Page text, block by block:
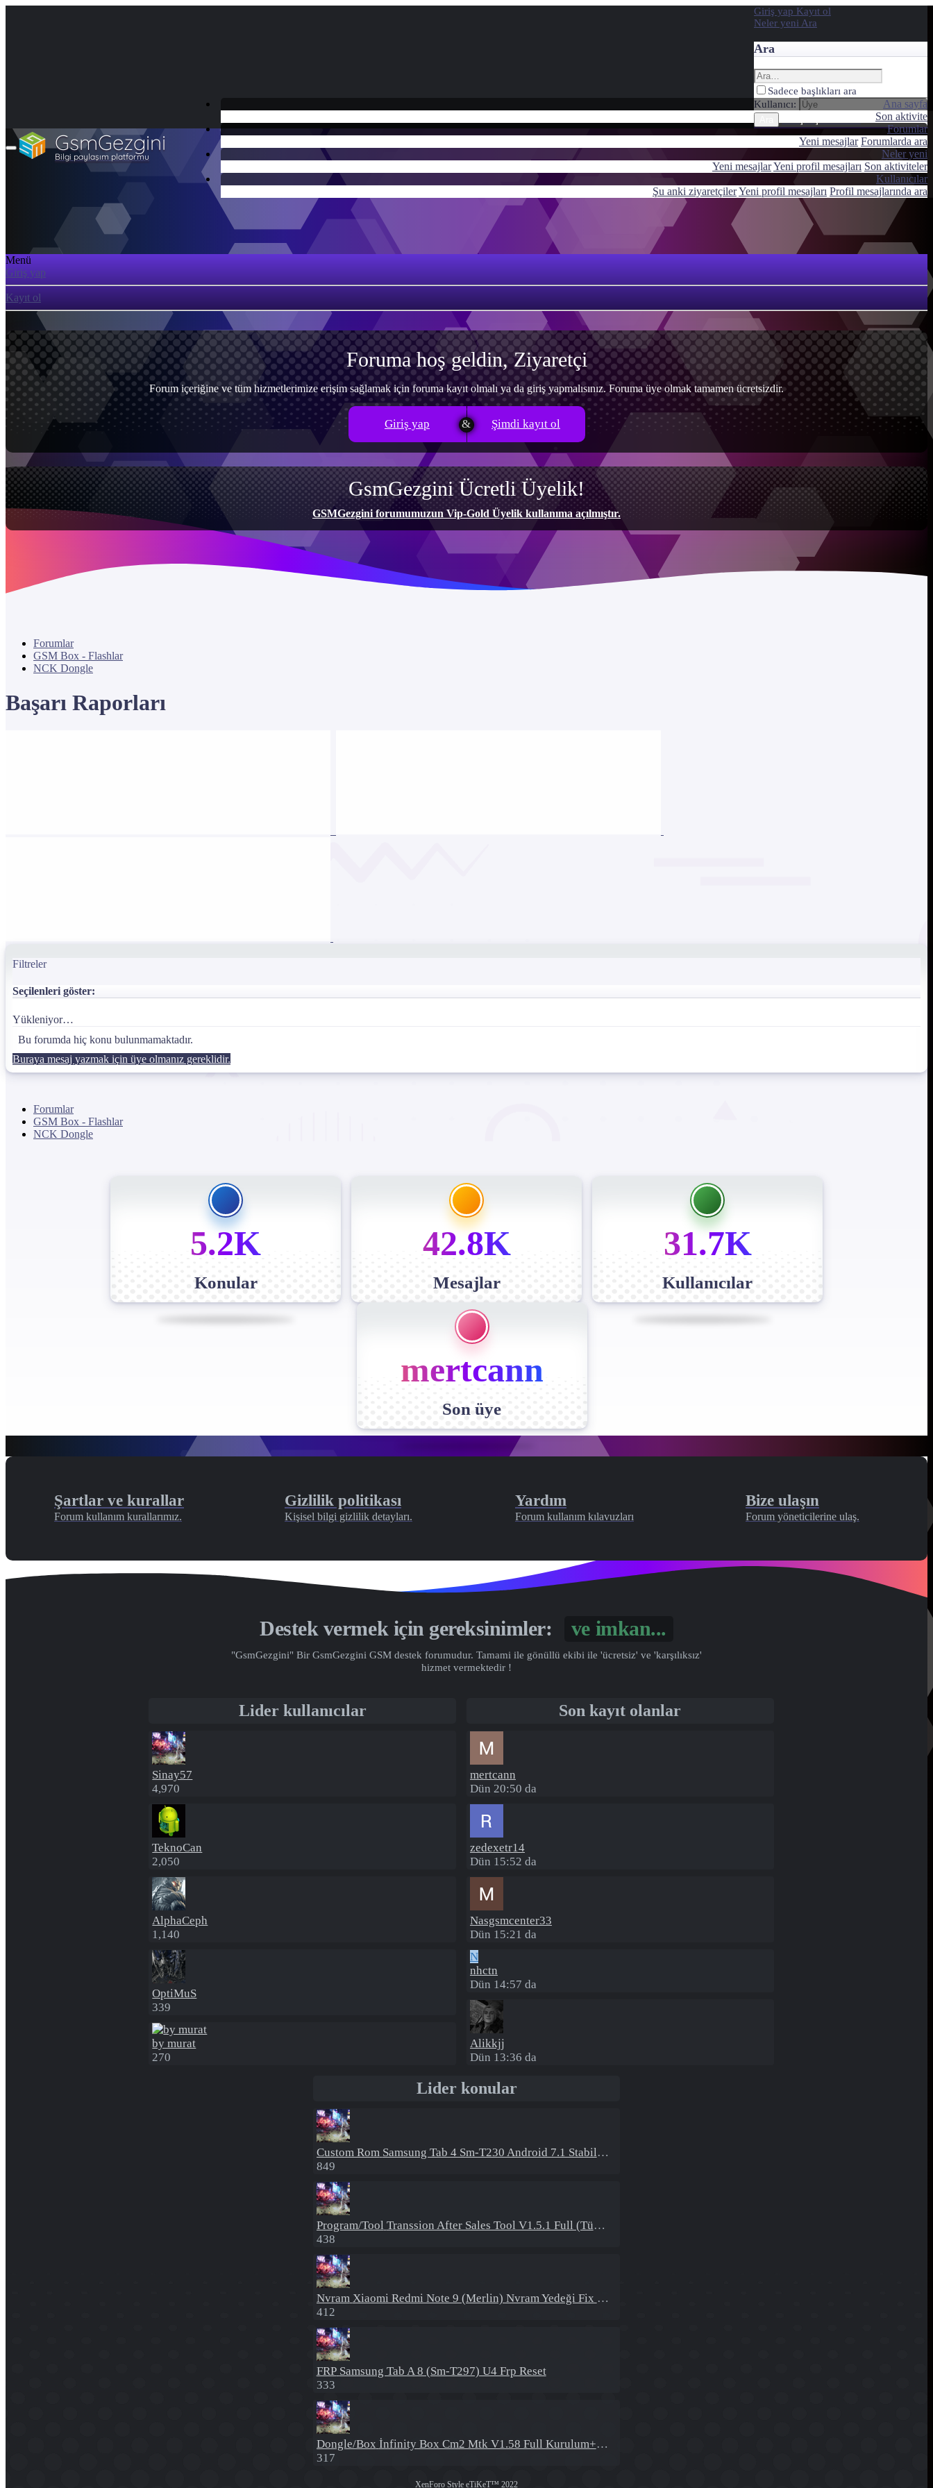
Giriş yap Kayıt ol
Neler yeni Ara
Ara
Sadece başlıkları ara
Kullanıcı:
GsmGezgini
Bilgi paylaşım platformu
Ana sayfa
Son aktivite
Forumlar
Yeni mesajlar Forumlarda ara
Neler yeni
Yeni mesajlarYeni profil mesajları Son aktiviteler
Kullanıcılar
Şu anki ziyaretçilerYeni profil mesajları Profil mesajlarında ara
Menü
Giriş yap
Kayıt ol
Foruma hoş geldin, Ziyaretçi
Forum içeriğine ve tüm hizmetlerimize erişim sağlamak için foruma kayıt olmalı ya da giriş yapmalısınız. Foruma üye olmak tamamen ücretsizdir.
Giriş yap Şimdi kayıt ol
GsmGezgini Ücretli Üyelik!
GSMGezgini forumumuzun Vip-Gold Üyelik kullanıma açılmıştır.
Forumlar
GSM Box - Flashlar
NCK Dongle
Başarı Raporları
Filtreler
Seçilenleri göster:
Yükleniyor…
Bu forumda hiç konu bulunmamaktadır.
Buraya mesaj yazmak için üye olmanız gereklidir.
Forumlar
GSM Box - Flashlar
NCK Dongle
5.2K
Konular
42.8K
Mesajlar
31.7K
Kullanıcılar
mertcann
Son üye
Şartlar ve kurallar
Forum kullanım kurallarımız.
Gizlilik politikası
Kişisel bilgi gizlilik detayları.
Yardım
Forum kullanım kılavuzları
Bize ulaşın
Forum yöneticilerine ulaş.
Destek vermek için gereksinimler: Gönül...
"GsmGezgini" Bir GsmGezgini GSM destek forumudur. Tamami ile gönüllü ekibi ile 'ücretsiz' ve 'karşılıksız'
hizmet vermektedir !
Lider kullanıcılar
Sinay57
4,970
TeknoCan
2,050
AlphaCeph
1,140
OptiMuS
339
by murat
270
Son kayıt olanlar
mertcann
Dün 20:50 da
zedexetr14
Dün 15:52 da
Nasgsmcenter33
Dün 15:21 da
N
nhctn
Dün 14:57 da
Alikkjj
Dün 13:36 da
Lider konular
Custom Rom Samsung Tab 4 Sm-T230 Android 7.1 Stabil Eba Destekli Yazılım
849
Program/Tool Transsion After Sales Tool V1.5.1 Full (Tüm Mtk Işlemcili Cihazları Meta Moda Alma)
438
Nvram Xiaomi Redmi Note 9 (Merlin) Nvram Yedeği Fix Nv By Dft Pro
412
FRP Samsung Tab A 8 (Sm-T297) U4 Frp Reset
333
Dongle/Box İnfinity Box Cm2 Mtk V1.58 Full Kurulum+Crack
317
XenForo Style eTiKeT™ 2022